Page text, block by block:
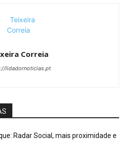
Correia
lidadornoticias.pt
Radar Social, mais proximidade e